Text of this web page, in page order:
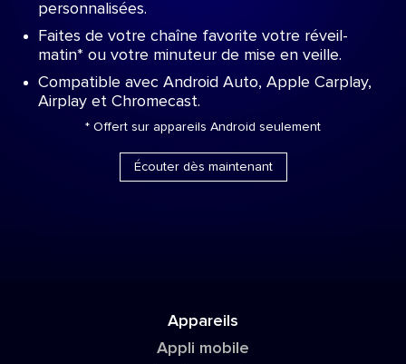
personnalisées.
Faites de votre chaîne favorite votre réveil-
matin* ou votre minuteur de mise en veille.
Compatible avec Android Auto, Apple Carplay,
Airplay et Chromecast.
* Offert sur appareils Android seulement
Écouter dès maintenant
Appareils
Appli mobile